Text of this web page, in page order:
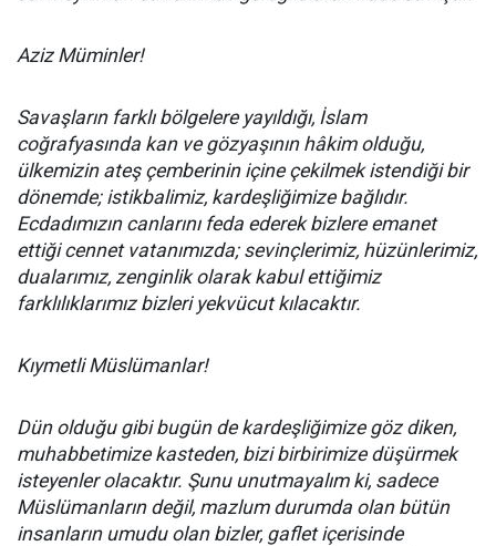
Aziz Müminler!
Savaşların farklı bölgelere yayıldığı, İslam
coğrafyasında kan ve gözyaşının hâkim olduğu,
ülkemizin ateş çemberinin içine çekilmek istendiği bir
dönemde; istikbalimiz, kardeşliğimize bağlıdır.
Ecdadımızın canlarını feda ederek bizlere emanet
ettiği cennet vatanımızda; sevinçlerimiz, hüzünlerimiz,
dualarımız, zenginlik olarak kabul ettiğimiz
farklılıklarımız bizleri yekvücut kılacaktır.
Kıymetli Müslümanlar!
Dün olduğu gibi bugün de kardeşliğimize göz diken,
muhabbetimize kasteden, bizi birbirimize düşürmek
isteyenler olacaktır. Şunu unutmayalım ki, sadece
Müslümanların değil, mazlum durumda olan bütün
insanların umudu olan bizler, gaflet içerisinde